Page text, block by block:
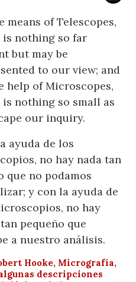
means of Telescopes,
is nothing so far
but may be
to our view; and
help of Microscopes,
nothing so small as
our inquiry.
ayuda de los
no hay nada tan
que no podamos
y con la ayuda de
no hay
pequeño que
a nuestro análisis.
Hooke, Micrografía,
descripciones